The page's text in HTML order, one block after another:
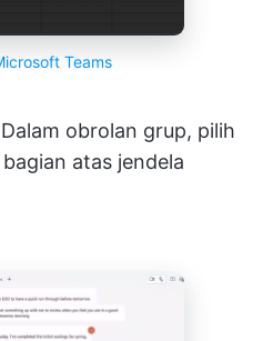
Teams
obrolan grup, pilih
atas jendela